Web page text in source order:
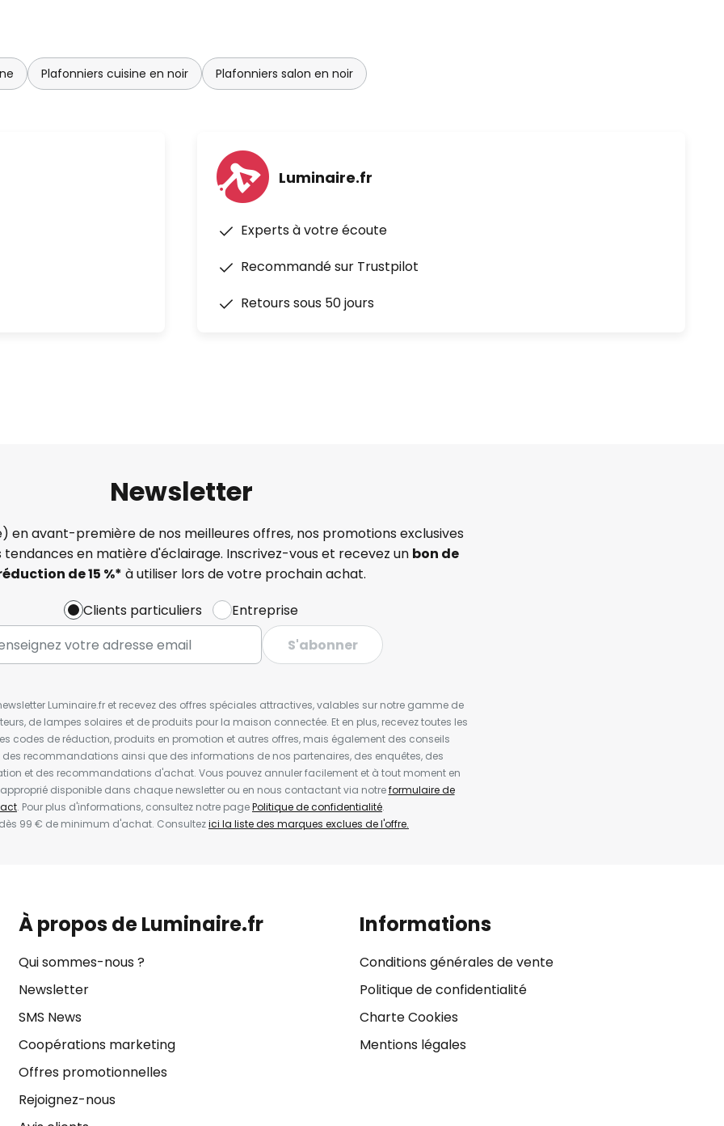
Plafonniers cuisine en noir Plafonniers salon en noir
Luminaire.fr
Experts à votre écoute
Recommandé sur Trustpilot
Retours sous 50 jours
Newsletter
en avant-première de nos meilleures offres, nos promotions exclusives
tendances en matière d'éclairage. Inscrivez-vous et recevez un bon de
de 15 %* à utiliser lors de votre prochain achat.
Clients particuliers
Entreprise
S'abonner
Luminaire.fr et recevez des offres spéciales attractives, valables sur notre gamme de
de lampes solaires et de produits pour la maison connectée. Et en plus, recevez toutes les
codes de réduction, produits en promotion et autres offres, mais également des conseils
des recommandations ainsi que des informations de nos partenaires, des enquêtes, des
et des recommandations d'achat. Vous pouvez annuler facilement et à tout moment en
disponible dans chaque newsletter ou en nous contactant via notreformulaire de
. Pour plus d'informations, consultez notre pagePolitique de confidentialité.
99 € de minimum d'achat. Consultezici la liste des marques exclues de l'offre.
À propos de Luminaire.fr
Qui sommes-nous ?
Newsletter
SMS News
Coopérations marketing
Offres promotionnelles
Rejoignez-nous
Informations
Conditions générales de vente
Politique de confidentialité
Charte Cookies
Mentions légales